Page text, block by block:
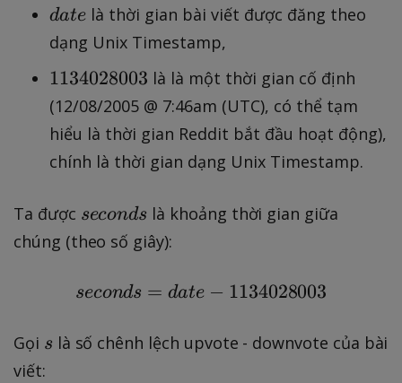
d
a
e
date là thời gian bài viết được đăng theo
dạng Unix Timestamp,
1
1
3
4
0
8
0
1134028003 là là một thời gian cố định
(12/08/2005 @ 7:46am (UTC), có thể tạm
hiểu là thời gian Reddit bắt đầu hoạt động),
chính là thời gian dạng Unix Timestamp.
Ta được s
e
n
s
seconds là khoảng thời gian giữa
chúng (theo số giây):
seconds={date}-
seconds = date − 1134028003
Gọi s
s là số chênh lệch upvote - downvote của bài
viết: